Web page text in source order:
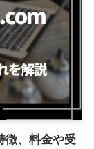
徴、料金や受